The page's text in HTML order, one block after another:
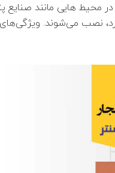
محیط‌ هایی مانند صنایع
نصب می‌شوند.